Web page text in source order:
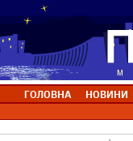
ГОЛОВНА НОВИНИ